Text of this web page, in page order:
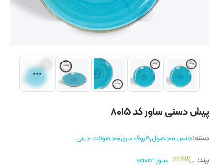
پیش دستی ساور کد ۸۰۱۵
دسته:جنس محصول,ظروف سرو,محصولات چینی
برند:
ساور savor